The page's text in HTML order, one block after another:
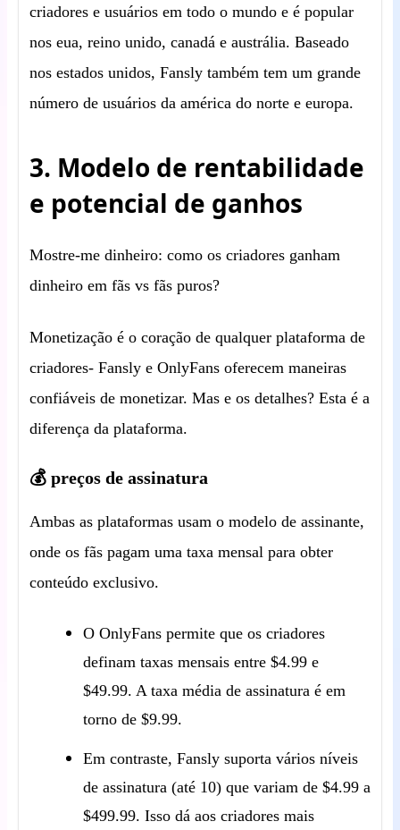
criadores e usuários em todo o mundo e é popular
nos eua, reino unido, canadá e austrália. Baseado
nos estados unidos, Fansly também tem um grande
número de usuários da américa do norte e europa.
3. Modelo de rentabilidade
e potencial de ganhos
Mostre-me dinheiro: como os criadores ganham
dinheiro em fãs vs fãs puros?
Monetização é o coração de qualquer plataforma de
criadores- Fansly e OnlyFans oferecem maneiras
confiáveis de monetizar. Mas e os detalhes? Esta é a
diferença da plataforma.
💰 preços de assinatura
Ambas as plataformas usam o modelo de assinante,
onde os fãs pagam uma taxa mensal para obter
conteúdo exclusivo.
O OnlyFans permite que os criadores
definam taxas mensais entre $4.99 e
$49.99. A taxa média de assinatura é em
torno de $9.99.
Em contraste, Fansly suporta vários níveis
de assinatura (até 10) que variam de $4.99 a
$499.99. Isso dá aos criadores mais